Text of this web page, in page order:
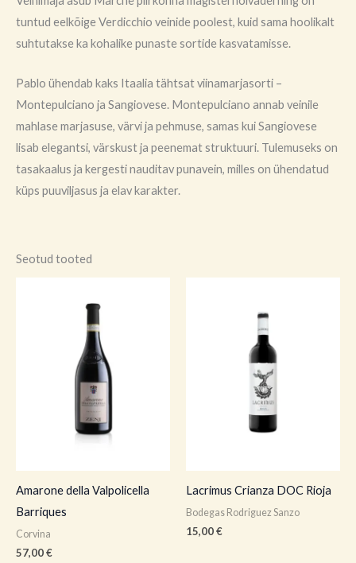
tuntud eelkõige Verdicchio veinide poolest, kuid sama hoolikalt
suhtutakse ka kohalike punaste sortide kasvatamisse.
Pablo ühendab kaks Itaalia tähtsat viinamarjasorti –
Montepulciano ja Sangiovese. Montepulciano annab veinile
mahlase marjasuse, värvi ja pehmuse, samas kui Sangiovese
lisab elegantsi, värskust ja peenemat struktuuri. Tulemuseks on
tasakaalus ja kergesti nauditav punavein, milles on ühendatud
küps puuviljasus ja elav karakter.
Seotud tooted
Amarone della Valpolicella
Barriques
Corvina
57,00€
Lacrimus Crianza DOC Rioja
Bodegas Rodriguez Sanzo
15,00€